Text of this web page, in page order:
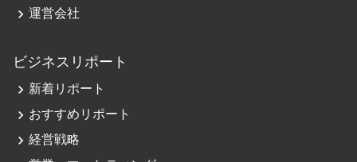
navigate_next 運営会社
ビジネスリポート
navigate_next 新着リポート
navigate_next おすすめリポート
navigate_next 経営戦略